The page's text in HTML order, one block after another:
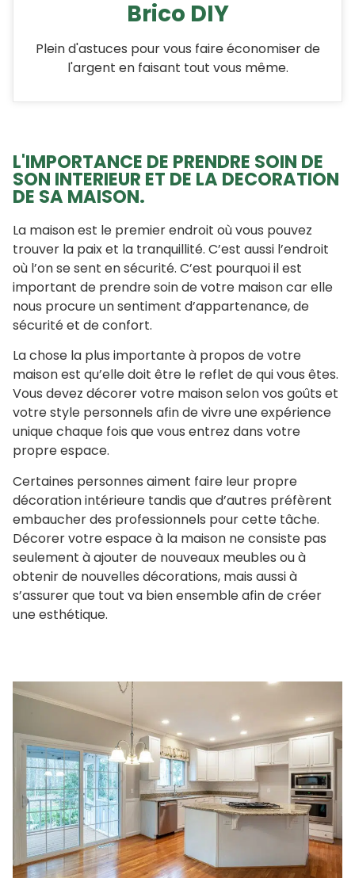
Brico DIY
Plein d'astuces pour vous faire économiser de
l'argent en faisant tout vous même.
L'IMPORTANCE DE PRENDRE SOIN DE
SON INTERIEUR ET DE LA DECORATION
DE SA MAISON.
La maison est le premier endroit où vous pouvez
trouver la paix et la tranquillité. C’est aussi l’endroit
où l’on se sent en sécurité. C’est pourquoi il est
important de prendre soin de votre maison car elle
nous procure un sentiment d’appartenance, de
sécurité et de confort.
La chose la plus importante à propos de votre
maison est qu’elle doit être le reflet de qui vous êtes.
Vous devez décorer votre maison selon vos goûts et
votre style personnels afin de vivre une expérience
unique chaque fois que vous entrez dans votre
propre espace.
Certaines personnes aiment faire leur propre
décoration intérieure tandis que d’autres préfèrent
embaucher des professionnels pour cette tâche.
Décorer votre espace à la maison ne consiste pas
seulement à ajouter de nouveaux meubles ou à
obtenir de nouvelles décorations, mais aussi à
s’assurer que tout va bien ensemble afin de créer
une esthétique.